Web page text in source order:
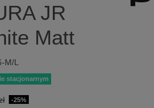
JR
Matt
M/L
stacjonarnym
-25%